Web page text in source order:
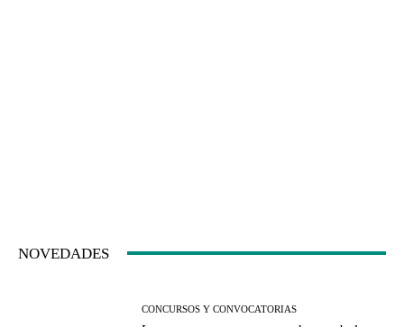
NOVEDADES
CONCURSOS Y CONVOCATORIAS